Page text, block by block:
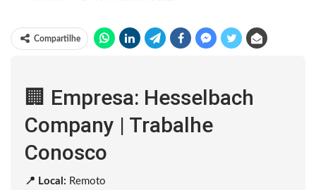
Compartilhe
🏢 Empresa: Hesselbach
Company | Trabalhe
Conosco
📍 Local: Remoto